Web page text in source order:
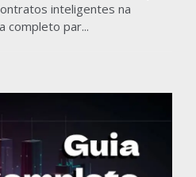
inteligentes na
completo par...